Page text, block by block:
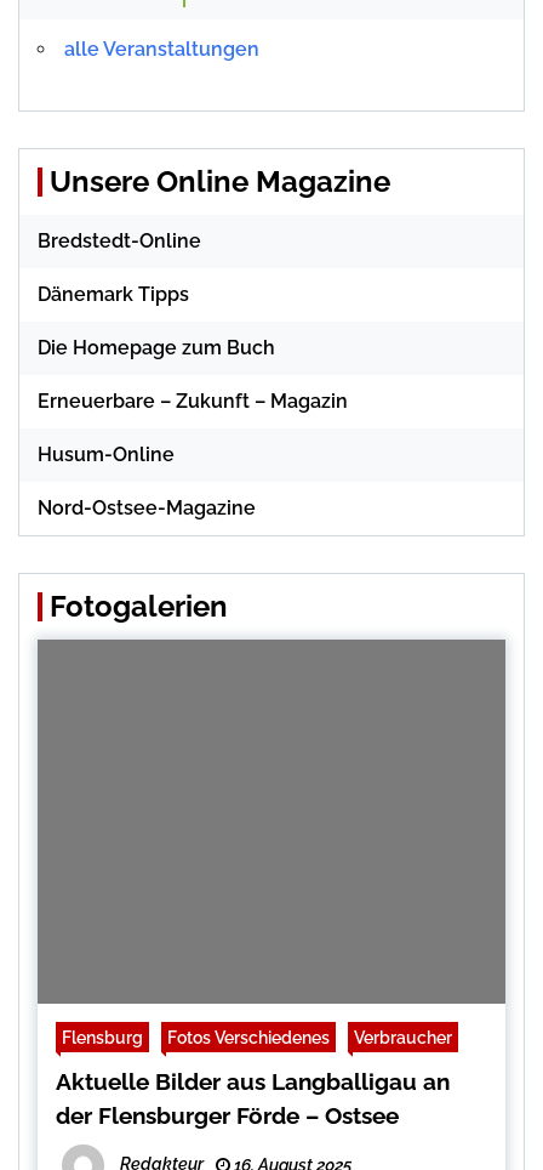
alle Veranstaltungen
Unsere Online Magazine
Bredstedt-Online
Dänemark Tipps
Die Homepage zum Buch
Erneuerbare – Zukunft – Magazin
Husum-Online
Nord-Ostsee-Magazine
Fotogalerien
Flensburg Fotos Verschiedenes Verbraucher
Aktuelle Bilder aus Langballigau an
der Flensburger Förde – Ostsee
Redakteur 16. August 2025